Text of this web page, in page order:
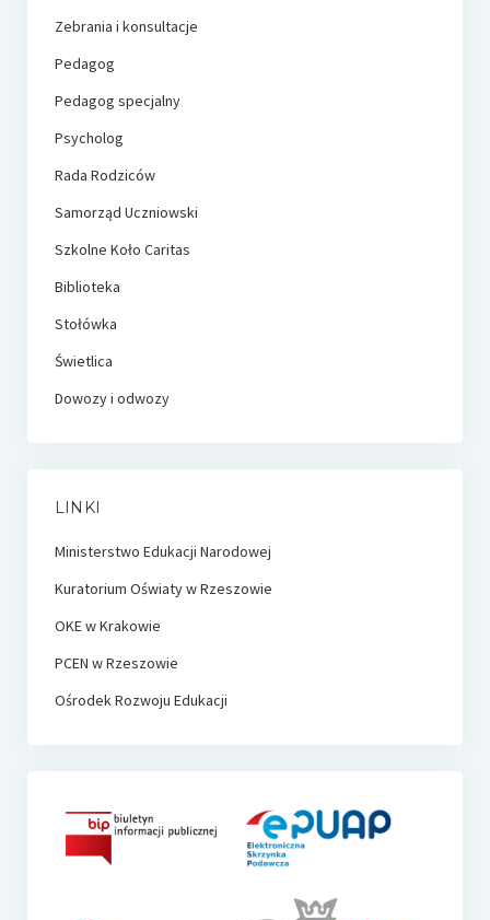
Zebrania i konsultacje
Pedagog
Pedagog specjalny
Psycholog
Rada Rodziców
Samorząd Uczniowski
Szkolne Koło Caritas
Biblioteka
Stołówka
Świetlica
Dowozy i odwozy
LINKI
Ministerstwo Edukacji Narodowej
Kuratorium Oświaty w Rzeszowie
OKE w Krakowie
PCEN w Rzeszowie
Ośrodek Rozwoju Edukacji